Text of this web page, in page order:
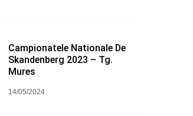
Campionatele Nationale De
Skandenberg 2023 – Tg.
Mures
14/05/2024